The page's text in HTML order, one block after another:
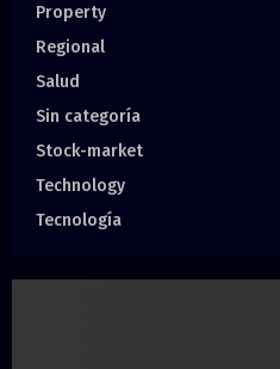
Property
Regional
Salud
Sin categoría
Stock-market
Technology
Tecnología